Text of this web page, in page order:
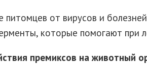
от вирусов и
которые помогают при
премиксов на животный